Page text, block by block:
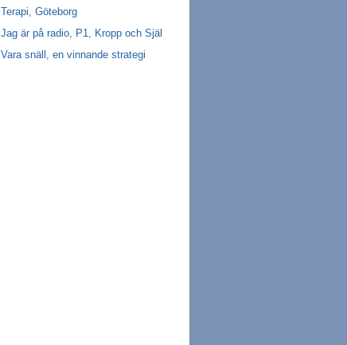
Terapi, Göteborg
Jag är på radio, P1, Kropp och Själ
Vara snäll, en vinnande strategi